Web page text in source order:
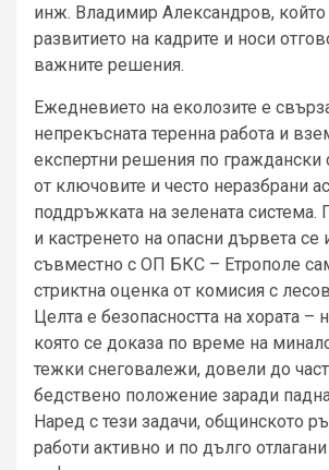
инж. Владимир Александров, който
развитието на кадрите и носи
важните решения.
Ежедневието на еколозите е
непрекъсната теренна работа и
експертни решения по граждански
от ключовите и често неразбрани
поддръжката на зелената система.
и кастренето на опасни дървета
съвместно с ОП БКС – Етрополе
стриктна оценка от комисия с
Целта е безопасността на хората –
която се доказа по време на
тежки снеговалежи, довели до
бедствено положение заради
Наред с тези задачи, общинското
работи активно и по дълго отлагани